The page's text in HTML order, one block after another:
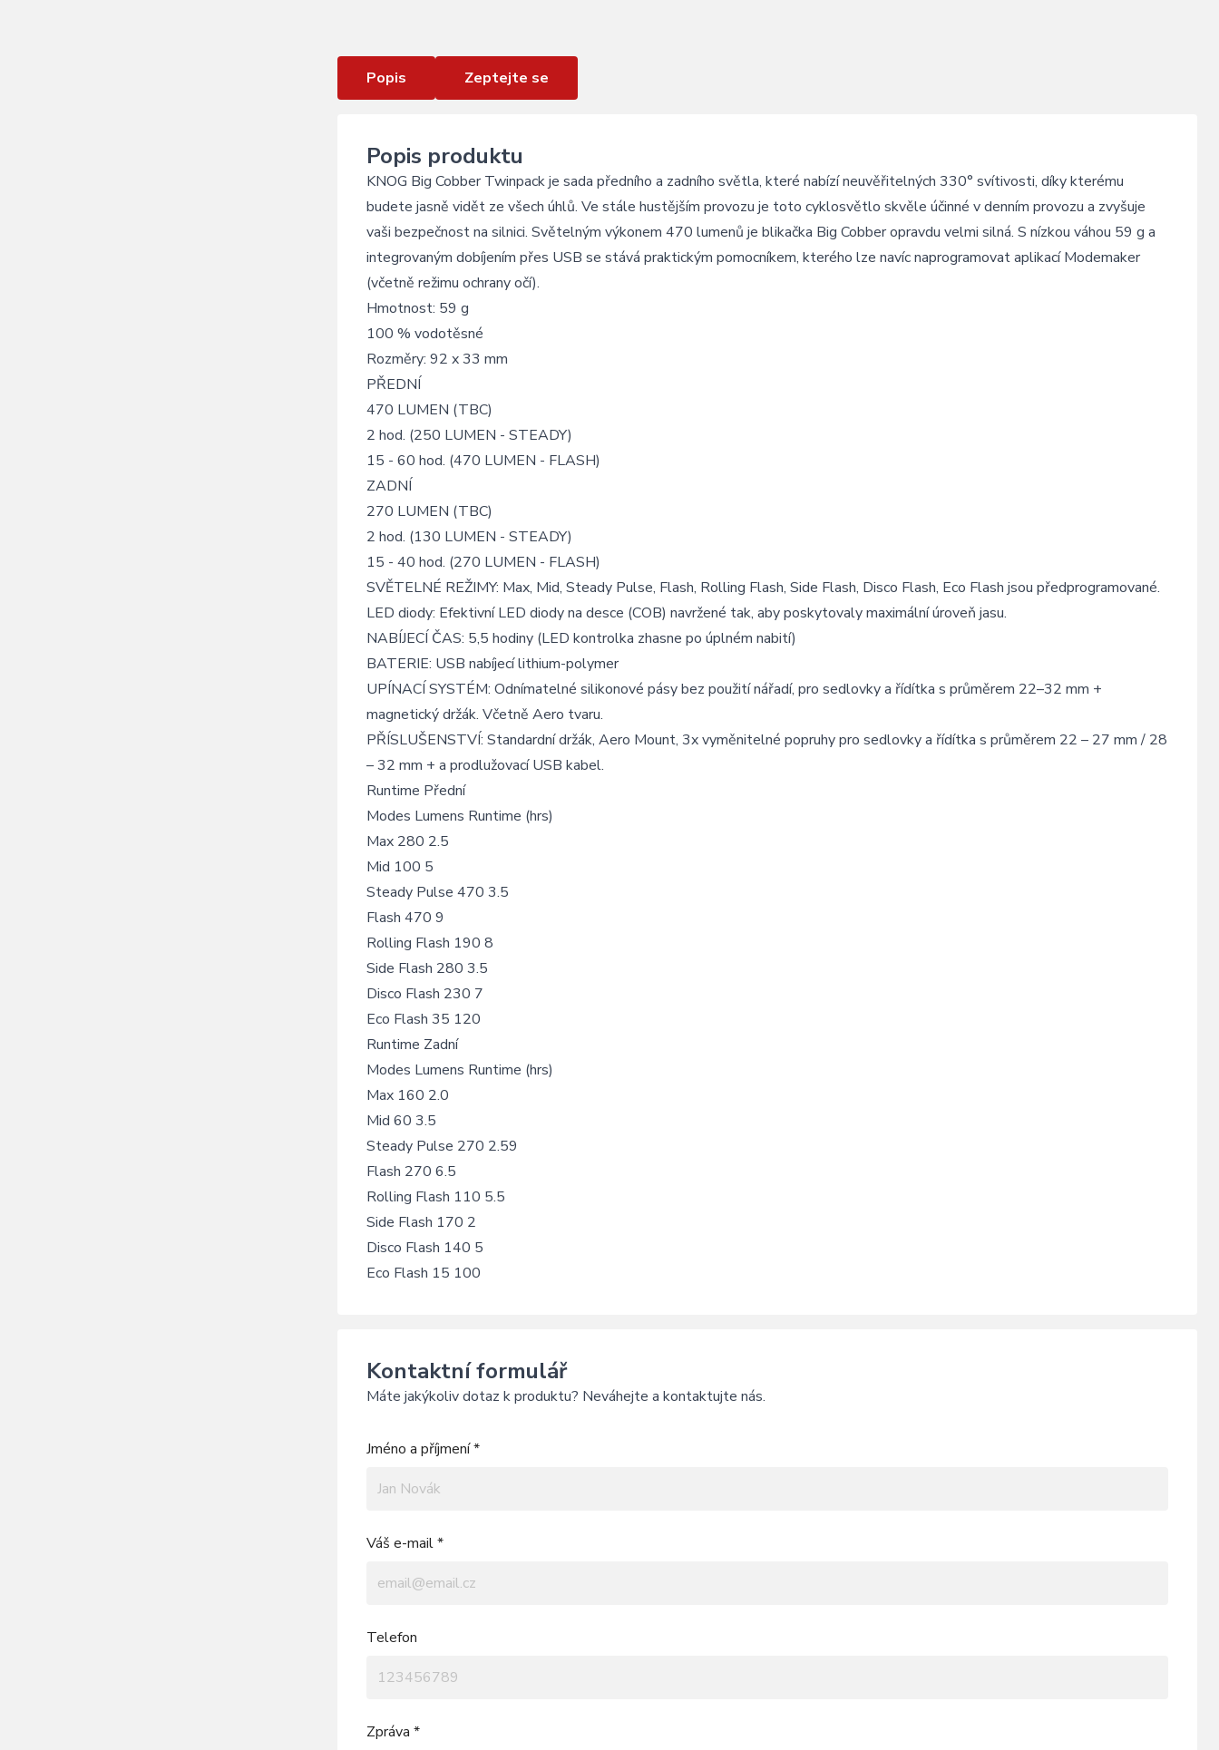
Popis Zeptejte se
Popis produktu
KNOG Big Cobber Twinpack je sada předního a zadního světla, které nabízí neuvěřitelných 330° svítivosti, díky kterému
budete jasně vidět ze všech úhlů. Ve stále hustějším provozu je toto cyklosvětlo skvěle účinné v denním provozu a zvyšuje
vaši bezpečnost na silnici. Světelným výkonem 470 lumenů je blikačka Big Cobber opravdu velmi silná. S nízkou váhou 59 g a
integrovaným dobíjením přes USB se stává praktickým pomocníkem, kterého lze navíc naprogramovat aplikací Modemaker
(včetně režimu ochrany očí).
Hmotnost: 59 g
100 % vodotěsné
Rozměry: 92 x 33 mm
PŘEDNÍ
470 LUMEN (TBC)
2 hod. (250 LUMEN - STEADY)
15 - 60 hod. (470 LUMEN - FLASH)
ZADNÍ
270 LUMEN (TBC)
2 hod. (130 LUMEN - STEADY)
15 - 40 hod. (270 LUMEN - FLASH)
SVĚTELNÉ REŽIMY: Max, Mid, Steady Pulse, Flash, Rolling Flash, Side Flash, Disco Flash, Eco Flash jsou předprogramované.
LED diody: Efektivní LED diody na desce (COB) navržené tak, aby poskytovaly maximální úroveň jasu.
NABÍJECÍ ČAS: 5,5 hodiny (LED kontrolka zhasne po úplném nabití)
BATERIE: USB nabíjecí lithium-polymer
UPÍNACÍ SYSTÉM: Odnímatelné silikonové pásy bez použití nářadí, pro sedlovky a řídítka s průměrem 22–32 mm +
magnetický držák. Včetně Aero tvaru.
PŘÍSLUŠENSTVÍ: Standardní držák, Aero Mount, 3x vyměnitelné popruhy pro sedlovky a řídítka s průměrem 22 – 27 mm / 28
– 32 mm + a prodlužovací USB kabel.
Runtime Přední
Modes Lumens Runtime (hrs)
Max 280 2.5
Mid 100 5
Steady Pulse 470 3.5
Flash 470 9
Rolling Flash 190 8
Side Flash 280 3.5
Disco Flash 230 7
Eco Flash 35 120
Runtime Zadní
Modes Lumens Runtime (hrs)
Max 160 2.0
Mid 60 3.5
Steady Pulse 270 2.59
Flash 270 6.5
Rolling Flash 110 5.5
Side Flash 170 2
Disco Flash 140 5
Eco Flash 15 100
Kontaktní formulář
Máte jakýkoliv dotaz k produktu? Neváhejte a kontaktujte nás.
Jméno a příjmení *
Váš e-mail *
Telefon
Zpráva *